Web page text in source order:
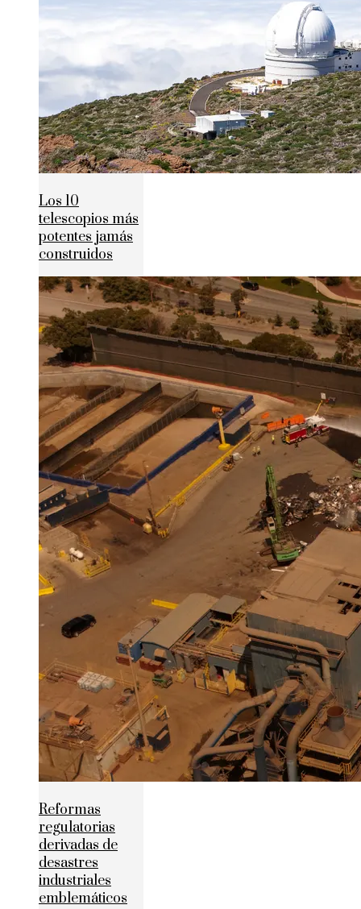
Los 10
telescopios más
potentes jamás
construidos
Reformas
regulatorias
derivadas de
desastres
industriales
emblemáticos